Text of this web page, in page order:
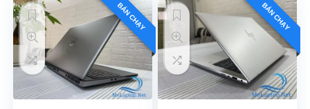
BÁN CHẠY BÁN CHẠY